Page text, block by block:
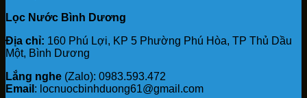
7,450,000₫.là:
Lọc Nước Bình Dương
Địa chỉ: 160 Phú Lợi, KP 5 Phường Phú Hòa, TP Thủ Dầu
Một, Bình Dương
Lắng nghe (Zalo): 0983.593.472
Email : locnuocbinhduong61@gmail.com